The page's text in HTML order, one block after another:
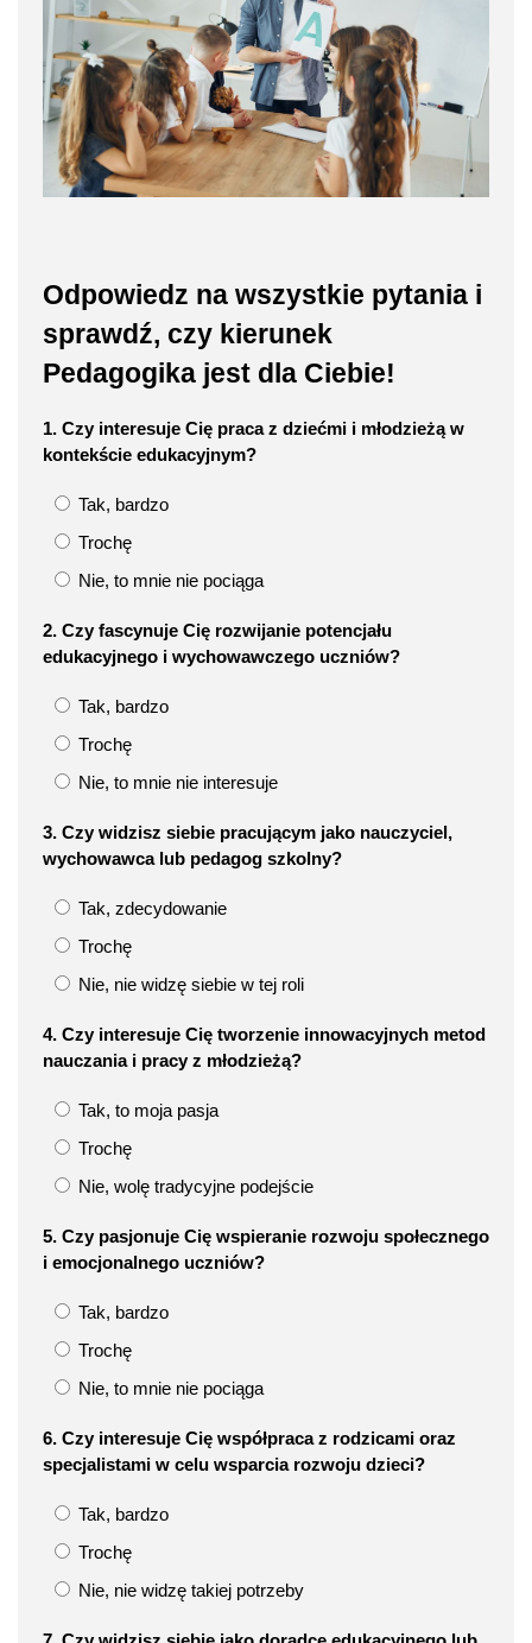
Odpowiedz na wszystkie pytania i
sprawdź, czy kierunek
Pedagogika jest dla Ciebie!
1. Czy interesuje Cię praca z dziećmi i młodzieżą w
kontekście edukacyjnym?
Tak, bardzo
Trochę
Nie, to mnie nie pociąga
2. Czy fascynuje Cię rozwijanie potencjału
edukacyjnego i wychowawczego uczniów?
Tak, bardzo
Trochę
Nie, to mnie nie interesuje
3. Czy widzisz siebie pracującym jako nauczyciel,
wychowawca lub pedagog szkolny?
Tak, zdecydowanie
Trochę
Nie, nie widzę siebie w tej roli
4. Czy interesuje Cię tworzenie innowacyjnych metod
nauczania i pracy z młodzieżą?
Tak, to moja pasja
Trochę
Nie, wolę tradycyjne podejście
5. Czy pasjonuje Cię wspieranie rozwoju społecznego
i emocjonalnego uczniów?
Tak, bardzo
Trochę
Nie, to mnie nie pociąga
6. Czy interesuje Cię współpraca z rodzicami oraz
specjalistami w celu wsparcia rozwoju dzieci?
Tak, bardzo
Trochę
Nie, nie widzę takiej potrzeby